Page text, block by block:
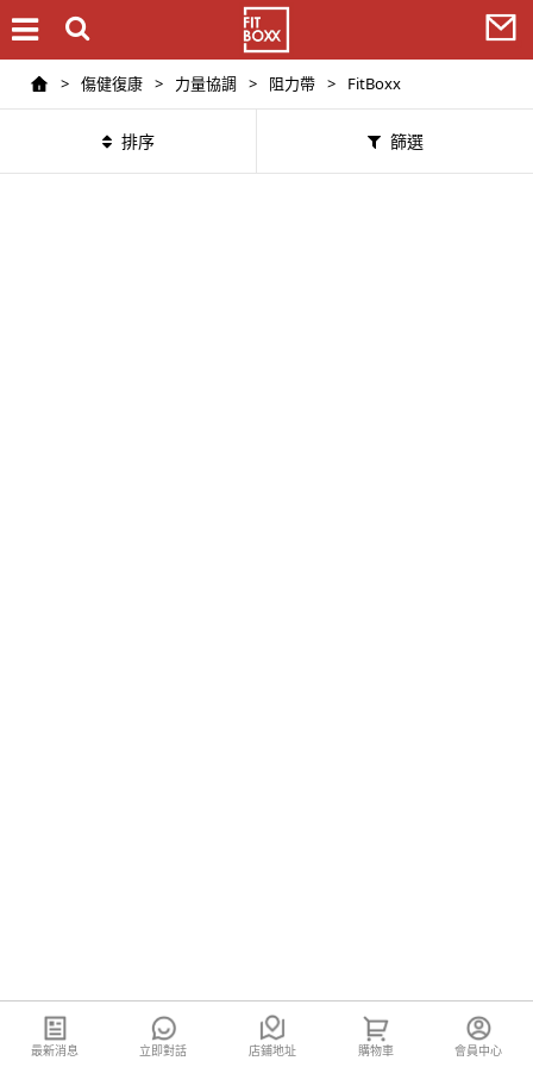
> 傷健復康 > 力量協調 > 阻力帶 > FitBoxx
排序 篩選
最新消息 立即對話 店鋪地址 購物車 會員中心